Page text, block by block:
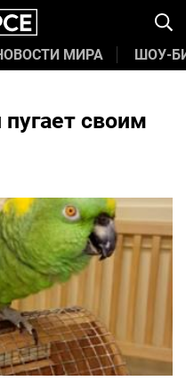
МИРА ШОУ-
своим